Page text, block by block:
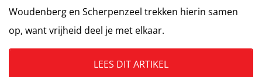
Woudenberg en Scherpenzeel trekken hierin samen
op, want vrijheid deel je met elkaar.
LEES DIT ARTIKEL